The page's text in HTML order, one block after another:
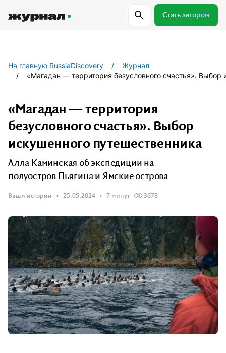
Стать автором
Журнал RussiaDiscovery
Пишем о России, чтобы родная земля
перестала быть Terra Incognita.
Сотрудничаем с мастерами слова,
влюбленными в путешествия.
На главную RussiaDiscovery
Журнал
«Магадан — территория безусловного счастья». Выбор
«Магадан — территория
безусловного счастья». Выбор
искушенного путешественника
Алла Каминская об экспедиции на
полуостров Пьягина и Ямские острова
Ваши истории 25.05.2024 7 минут 3678